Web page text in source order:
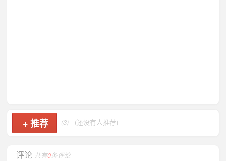
+推荐 (3) (还没有人推荐)
评论 共有0条评论